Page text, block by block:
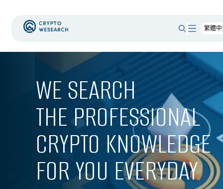
WE SEARCH
THE PROFESSIONAL
CRYPTO KNOWLEDGE
FOR YOU EVERYDAY